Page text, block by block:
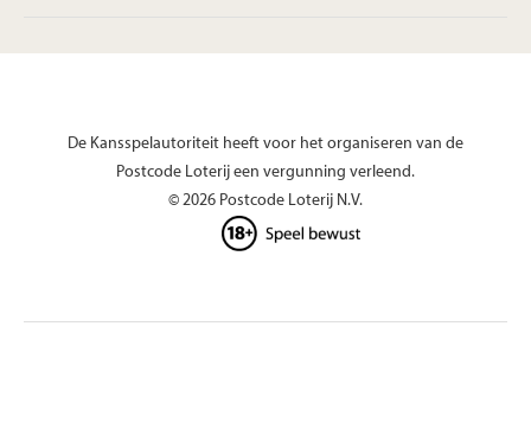
De Kansspelautoriteit heeft voor het organiseren van de
Postcode Loterij een vergunning verleend.
© 2026 Postcode Loterij N.V.